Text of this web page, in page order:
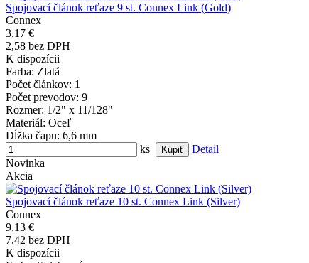
Spojovací článok reťaze 9 st. Connex Link (Gold)
Connex
3,17 €
2,58 bez DPH
K dispozícii
Farba: Zlatá
Počet článkov: 1
Počet prevodov: 9
Rozmer: 1/2" x 11/128"
Materiál: Oceľ
Dĺžka čapu: 6,6 mm
ks
Detail
Novinka
Akcia
Spojovací článok reťaze 10 st. Connex Link (Silver)
Connex
9,13 €
7,42 bez DPH
K dispozícii